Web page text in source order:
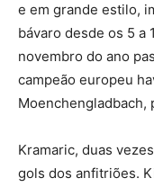
e em grande estilo,
bávaro desde os 5 a
novembro do ano
campeão europeu
Moenchengladbach,
Kramaric, duas
gols dos anfitriões.